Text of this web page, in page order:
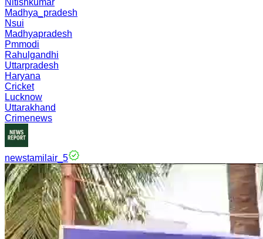
Nitishkumar
Madhya_pradesh
Nsui
Madhyapradesh
Pmmodi
Rahulgandhi
Uttarpradesh
Haryana
Cricket
Lucknow
Uttarakhand
Crimenews
newstamilair_5